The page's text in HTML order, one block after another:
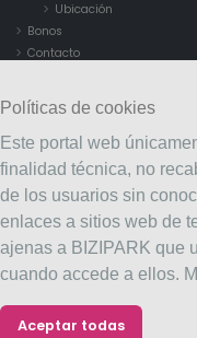
Ubicación
Bonos
Contacto
© Copyright
Aviso legal
Políticas de cookies
Este portal web
finalidad técnica, no
de los usuarios sin
enlaces a sitios web de
ajenas a BIZIPARK que
cuando accede a ellos.
Aceptar todas